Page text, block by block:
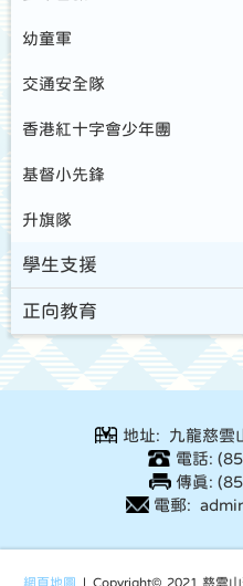
幼童軍
交通安全隊
香港紅十字會少年團
基督小先鋒
升旗隊
學生支援
正向教育
地址: 九龍慈雲
電話:
傳真:
電郵:
網頁地圖 | Copyright© 2021 慈雲山